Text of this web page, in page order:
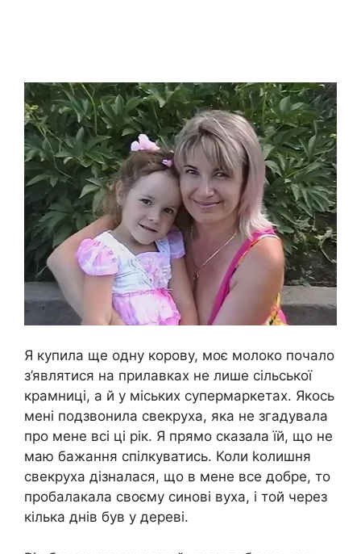
Я купила ще одну корову, моє молоко почало
з’являтися на прилавках не лише сільської
крамниці, а й у міських супермаркетах. Якось
мені подзвонила свекруха, яка не згадувала
про мене всі ці рік. Я прямо сказала їй, що не
маю бажання спілкуватись. Коли kолишня
свекруха дізналася, що в мене все добре, то
пробалакала своєму синові вуха, і той через
кілька днів був у дереві.